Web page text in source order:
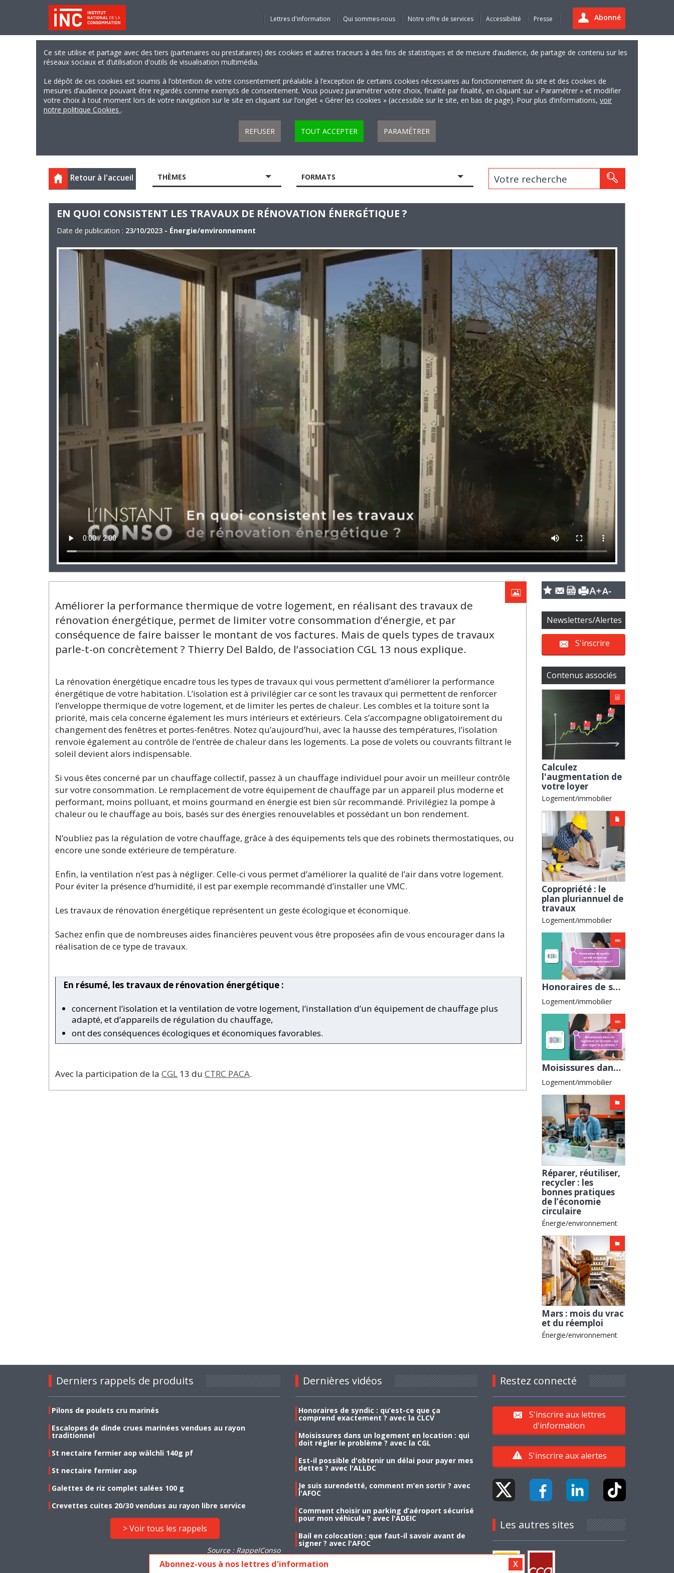
Abonné
Lettres d'information Qui sommes-nous Notre offre de services Accessibilité Presse
Ce site utilise et partage avec des tiers (partenaires ou prestataires) des cookies et autres traceurs à des fins de statistiques et de mesure d’audience, de partage de contenu sur les
réseaux sociaux et d’utilisation d'outils de visualisation multimédia.
Le dépôt de ces cookies est soumis à l’obtention de votre consentement préalable à l’exception de certains cookies nécessaires au fonctionnement du site et des cookies de
mesures d’audience pouvant être regardés comme exempts de consentement. Vous pouvez paramétrer votre choix, finalité par finalité, en cliquant sur « Paramétrer » et modifier
votre choix à tout moment lors de votre navigation sur le site en cliquant sur l’onglet « Gérer les cookies » (accessible sur le site, en bas de page). Pour plus d’informations, voir
notre politique Cookies .
REFUSER TOUT ACCEPTER PARAMÉTRER
Retour à l'accueil THÈMES FORMATS Votre recherche
EN QUOI CONSISTENT LES TRAVAUX DE RÉNOVATION ÉNERGÉTIQUE ?
Date de publication : 23/10/2023 - Énergie/environnement
Améliorer la performance thermique de votre logement, en réalisant des travaux de
rénovation énergétique, permet de limiter votre consommation d’énergie, et par
conséquence de faire baisser le montant de vos factures. Mais de quels types de travaux
parle-t-on concrètement ? Thierry Del Baldo, de l’association CGL 13 nous explique.
La rénovation énergétique encadre tous les types de travaux qui vous permettent d’améliorer la performance
énergétique de votre habitation. L’isolation est à privilégier car ce sont les travaux qui permettent de renforcer
l’enveloppe thermique de votre logement, et de limiter les pertes de chaleur. Les combles et la toiture sont la
priorité, mais cela concerne également les murs intérieurs et extérieurs. Cela s’accompagne obligatoirement du
changement des fenêtres et portes-fenêtres. Notez qu’aujourd’hui, avec la hausse des températures, l’isolation
renvoie également au contrôle de l’entrée de chaleur dans les logements. La pose de volets ou couvrants filtrant le
soleil devient alors indispensable.
Si vous êtes concerné par un chauffage collectif, passez à un chauffage individuel pour avoir un meilleur contrôle
sur votre consommation. Le remplacement de votre équipement de chauffage par un appareil plus moderne et
performant, moins polluant, et moins gourmand en énergie est bien sûr recommandé. Privilégiez la pompe à
chaleur ou le chauffage au bois, basés sur des énergies renouvelables et possédant un bon rendement.
N’oubliez pas la régulation de votre chauffage, grâce à des équipements tels que des robinets thermostatiques, ou
encore une sonde extérieure de température.
Enfin, la ventilation n’est pas à négliger. Celle-ci vous permet d’améliorer la qualité de l’air dans votre logement.
Pour éviter la présence d’humidité, il est par exemple recommandé d’installer une VMC.
Les travaux de rénovation énergétique représentent un geste écologique et économique.
Sachez enfin que de nombreuses aides financières peuvent vous être proposées afin de vous encourager dans la
réalisation de ce type de travaux.
En résumé, les travaux de rénovation énergétique :
concernent l’isolation et la ventilation de votre logement, l’installation d’un équipement de chauffage plus
adapté, et d’appareils de régulation du chauffage,
ont des conséquences écologiques et économiques favorables.
Avec la participation de la CGL 13 du CTRC PACA.
Newsletters/Alertes
S'inscrire
Contenus associés
Calculez
l'augmentation de
votre loyer
Logement/immobilier
Copropriété : le
plan pluriannuel de
travaux
Logement/immobilier
Honoraires de syndic : qu’est-ce que ça comprend exactement ? avec la CLCV
Logement/immobilier
Moisissures dans un logement en location : qui doit régler le problème ? avec la CGL
Logement/immobilier
Réparer, réutiliser,
recycler : les
bonnes pratiques
de l’économie
circulaire
Énergie/environnement
Mars : mois du vrac
et du réemploi
Énergie/environnement
Derniers rappels de produits
Pilons de poulets cru marinés
Escalopes de dinde crues marinées vendues au rayon
traditionnel
St nectaire fermier aop wälchli 140g pf
St nectaire fermier aop
Galettes de riz complet salées 100 g
Crevettes cuites 20/30 vendues au rayon libre service
> Voir tous les rappels
Source : RappelConso
Dernières vidéos
Honoraires de syndic : qu’est-ce que ça
comprend exactement ? avec la CLCV
Moisissures dans un logement en location : qui
doit régler le problème ? avec la CGL
Est-il possible d'obtenir un délai pour payer mes
dettes ? avec l'ALLDC
Je suis surendetté, comment m’en sortir ? avec
l'AFOC
Comment choisir un parking d’aéroport sécurisé
pour mon véhicule ? avec l'ADEIC
Bail en colocation : que faut-il savoir avant de
signer ? avec l'AFOC
Restez connecté
S'inscrire aux lettres
d'information
S'inscrire aux alertes
Les autres sites
Abonnez-vous à nos lettres d'information